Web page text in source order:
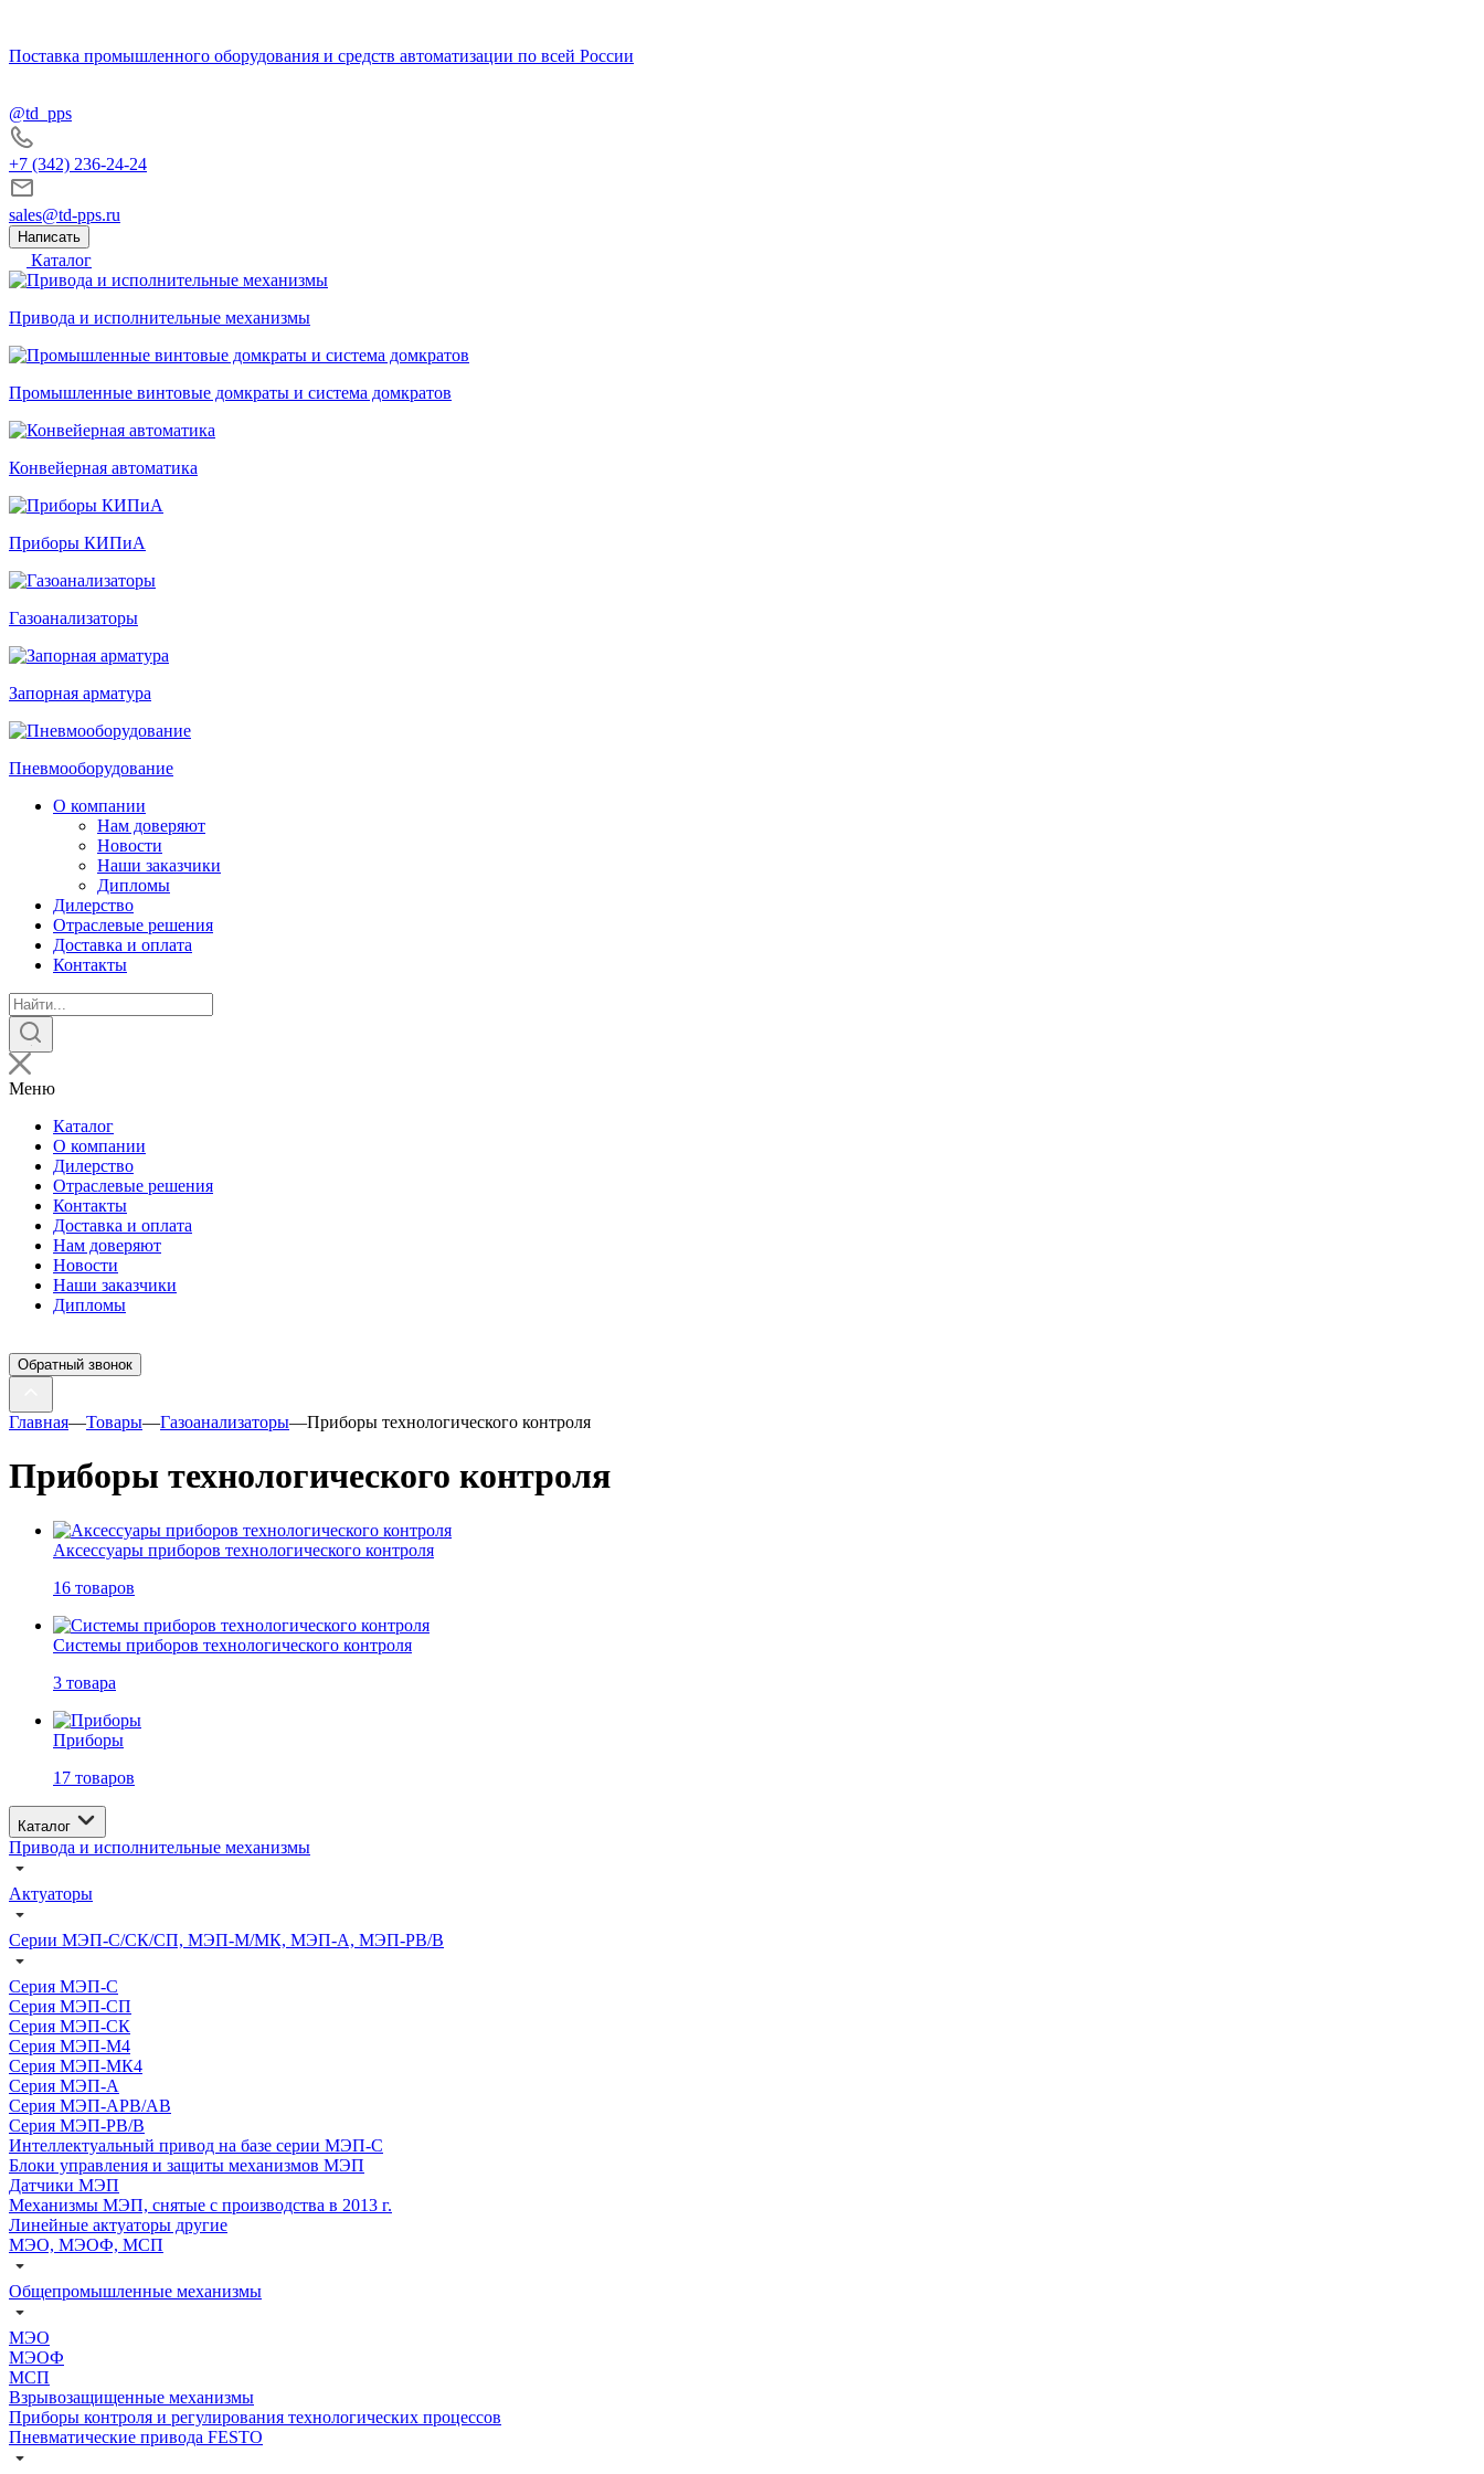
Поставка промышленного оборудования и средств автоматизации по всей России
@td_pps
+7 (342) 236-24-24
sales@td-pps.ru
Написать
Каталог
Привода и исполнительные механизмы
Промышленные винтовые домкраты и система домкратов
Конвейерная автоматика
Приборы КИПиА
Газоанализаторы
Запорная арматура
Пневмооборудование
О компании
Нам доверяют
Новости
Наши заказчики
Дипломы
Дилерство
Отраслевые решения
Доставка и оплата
Контакты
Поиск
товаров
Меню
Каталог
О компании
Дилерство
Отраслевые решения
Контакты
Доставка и оплата
Нам доверяют
Новости
Наши заказчики
Дипломы
Обратный звонок
Главная—Товары—Газоанализаторы—Приборы технологического контроля
Приборы технологического контроля
Аксессуары приборов технологического контроля
16 товаров
Системы приборов технологического контроля
3 товара
Приборы
17 товаров
Каталог
Привода и исполнительные механизмы
Актуаторы
Серии МЭП-С/СК/СП, МЭП-М/МК, МЭП-А, МЭП-РВ/В
Серия МЭП-С
Серия МЭП-СП
Серия МЭП-СК
Серия МЭП-М4
Серия МЭП-МК4
Серия МЭП-А
Серия МЭП-АРВ/АВ
Серия МЭП-РВ/В
Интеллектуальный привод на базе серии МЭП-С
Блоки управления и защиты механизмов МЭП
Датчики МЭП
Механизмы МЭП, снятые с производства в 2013 г.
Линейные актуаторы другие
МЭО, МЭОФ, МСП
Общепромышленные механизмы
МЭО
МЭОФ
МСП
Взрывозащищенные механизмы
Приборы контроля и регулирования технологических процессов
Пневматические привода FESTO